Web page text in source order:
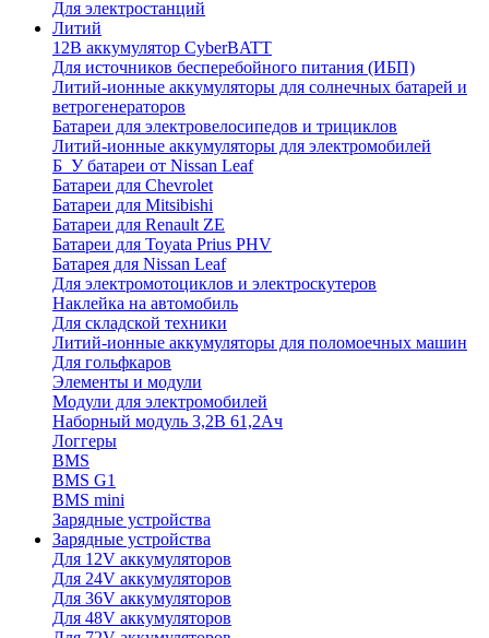
Для электростанций
Литий
12В аккумулятор CyberBATT
Для источников бесперебойного питания (ИБП)
Литий-ионные аккумуляторы для солнечных батарей и
ветрогенераторов
Батареи для электровелосипедов и трициклов
Литий-ионные аккумуляторы для электромобилей
Б_У батареи от Nissan Leaf
Батареи для Chevrolet
Батареи для Mitsibishi
Батареи для Renault ZE
Батареи для Toyata Prius PHV
Батарея для Nissan Leaf
Для электромотоциклов и электроскутеров
Наклейка на автомобиль
Для складской техники
Литий-ионные аккумуляторы для поломоечных машин
Для гольфкаров
Элементы и модули
Модули для электромобилей
Наборный модуль 3,2В 61,2Ач
Логгеры
BMS
BMS G1
BMS mini
Зарядные устройства
Зарядные устройства
Для 12V аккумуляторов
Для 24V аккумуляторов
Для 36V аккумуляторов
Для 48V аккумуляторов